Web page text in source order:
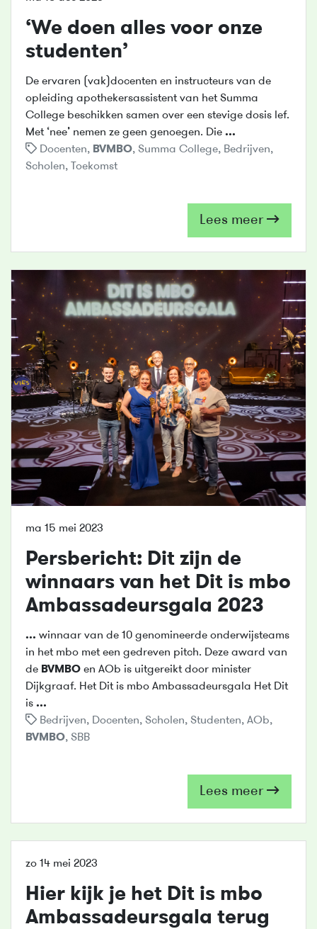
‘We doen alles voor onze
studenten’
De ervaren (vak)docenten en instructeurs van de
opleiding apothekersassistent van het Summa
College beschikken samen over een stevige dosis lef.
Met ‘nee’ nemen ze geen genoegen. Die ...
Docenten, BVMBO, Summa College, Bedrijven,
Scholen, Toekomst
Lees meer
ma 15 mei 2023
Persbericht: Dit zijn de
winnaars van het Dit is mbo
Ambassadeursgala 2023
... winnaar van de 10 genomineerde onderwijsteams
in het mbo met een gedreven pitch. Deze award van
de BVMBO en AOb is uitgereikt door minister
Dijkgraaf. Het Dit is mbo Ambassadeursgala Het Dit
is ...
Bedrijven, Docenten, Scholen, Studenten, AOb,
BVMBO, SBB
Lees meer
zo 14 mei 2023
Hier kijk je het Dit is mbo
Ambassadeursgala terug